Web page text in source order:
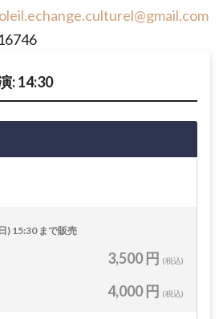
: 14:30
) 15:30 まで販売
3,500 円 (税込)
4,000 円 (税込)